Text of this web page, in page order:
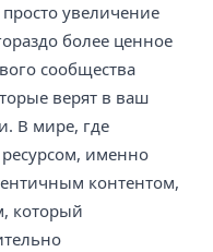
увеличение
более ценное
сообщества
верят в ваш
В мире, где
именно
контентом,
который